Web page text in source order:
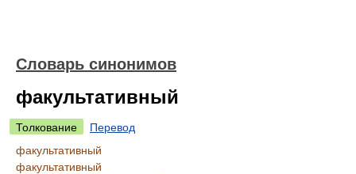
Словарь синонимов
факультативный
Толкование
Перевод
факультативный
факультативный